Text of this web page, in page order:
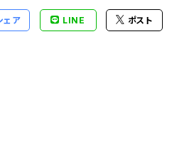
ェア LINE ポスト